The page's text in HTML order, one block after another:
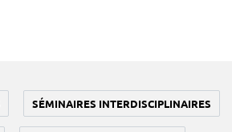
SÉMINAIRES INTERDISCIPLINAIRES